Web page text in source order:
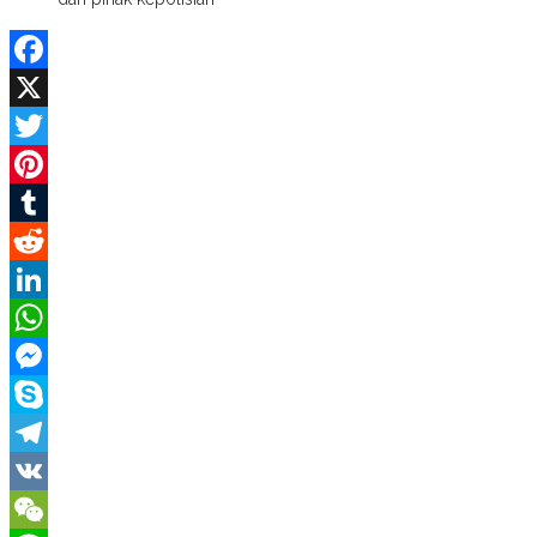
Facebook
X
Twitter
Pinterest
Tumblr
Reddit
LinkedIn
WhatsApp
Messenger
Skype
Telegram
VK